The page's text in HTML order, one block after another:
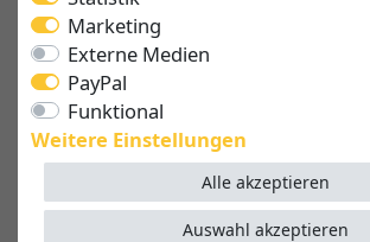
Hier zeigen wir Ihnen einige Bilder
Markisen, Sonnenschirmen und
Anlagen, damit Sie sich einen
von unseren Produkten machen und
neuen Schattenspender besser in
Ihrer Terrasse oder auf Ihrem
können.
Marketing
Externe Medien
PayPal
Funktional
Weitere Einstellungen
Alle akzeptieren
Auswahl akzeptieren